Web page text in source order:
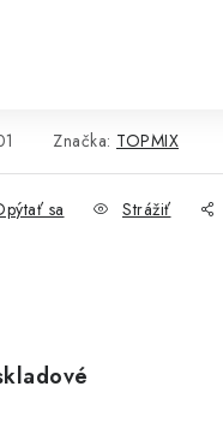
Značka: TOPMIX
sa Strážiť